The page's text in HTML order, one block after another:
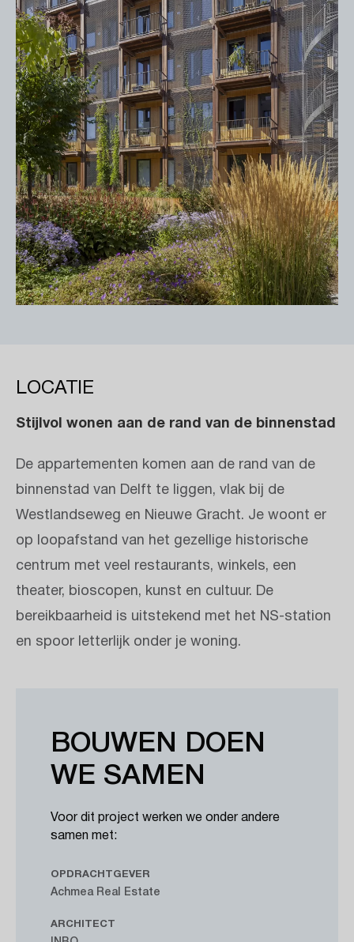
LOCATIE
Stijlvol wonen aan de rand van de binnenstad
De appartementen komen aan de rand van de
binnenstad van Delft te liggen, vlak bij de
Westlandseweg en Nieuwe Gracht. Je woont er
op loopafstand van het gezellige historische
centrum met veel restaurants, winkels, een
theater, bioscopen, kunst en cultuur. De
bereikbaarheid is uitstekend met het NS-station
en spoor letterlijk onder je woning.
BOUWEN DOEN
WE SAMEN
Voor dit project werken we onder andere
samen met:
OPDRACHTGEVER
Achmea Real Estate
ARCHITECT